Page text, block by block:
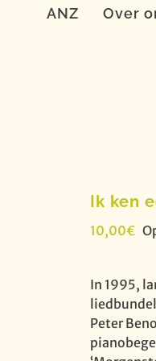
ANZ Over
Ik ken
10,00€
In 1995,
Peter